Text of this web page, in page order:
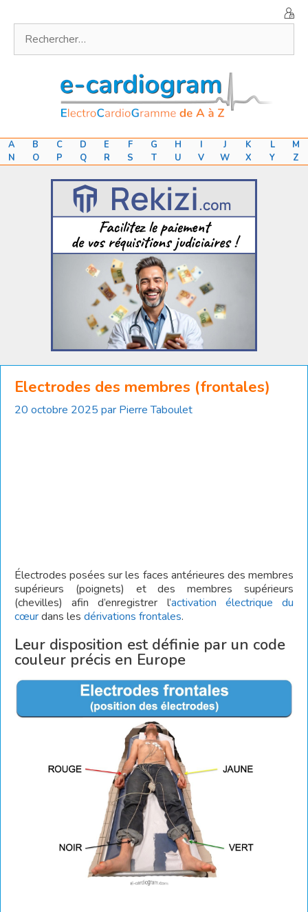
contenu
A B C D E F G H I J K L
M
N
O P Q R S T U V W X Y Z
Electrodes des membres (frontales)
20 octobre 2025 par Pierre Taboulet
Électrodes posées sur les faces antérieures des membres
supérieurs (poignets) et des membres supérieurs
(chevilles) afin d’enregistrer l’activation électrique du
cœurdans les dérivations frontales.
Leur disposition est définie par un code
couleur précis en Europe